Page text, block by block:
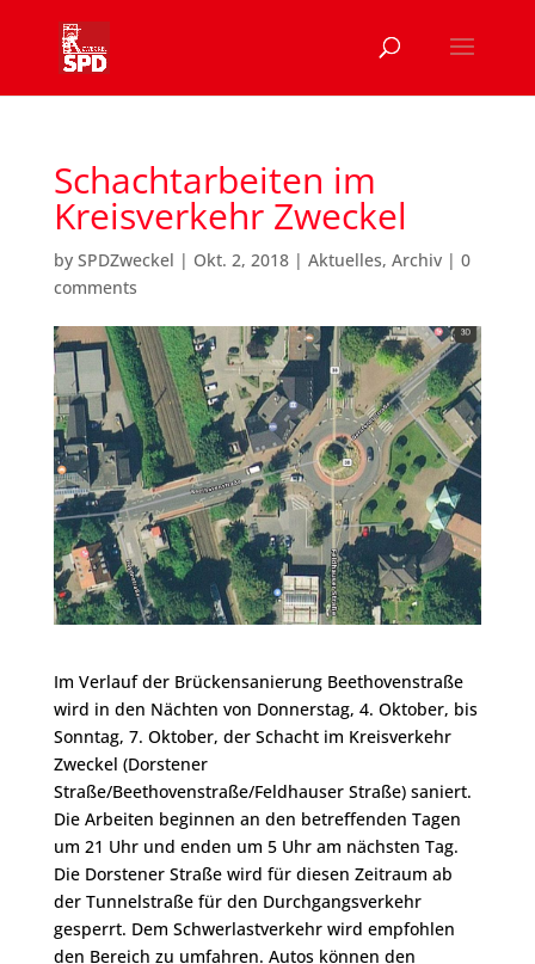
Schachtarbeiten im
Kreisverkehr Zweckel
by SPDZweckel | Okt. 2, 2018| Aktuelles, Archiv| 0
comments
Im Verlauf der Brückensanierung Beethovenstraße
wird in den Nächten von Donnerstag, 4. Oktober, bis
Sonntag, 7. Oktober, der Schacht im Kreisverkehr
Zweckel (Dorstener
Straße/Beethovenstraße/Feldhauser Straße) saniert.
Die Arbeiten beginnen an den betreffenden Tagen
um 21 Uhr und enden um 5 Uhr am nächsten Tag.
Die Dorstener Straße wird für diesen Zeitraum ab
der Tunnelstraße für den Durchgangsverkehr
gesperrt. Dem Schwerlastverkehr wird empfohlen
den Bereich zu umfahren. Autos können den